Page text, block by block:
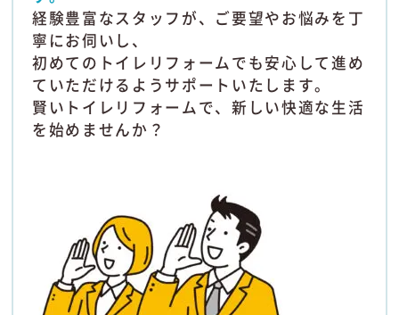
経験豊富なスタッフが、ご要望やお悩みを丁
寧にお伺いし、
初めてのトイレリフォームでも安心して進め
ていただけるようサポートいたします。
賢いトイレリフォームで、新しい快適な生活
を始めませんか？